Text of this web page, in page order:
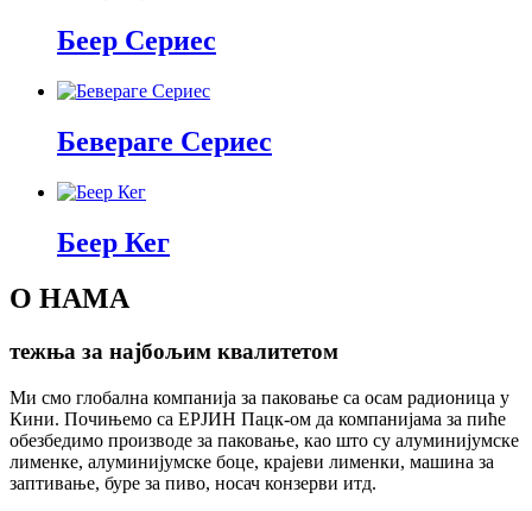
Беер Сериес
Бевераге Сериес
Беер Кег
О НАМА
тежња за најбољим квалитетом
Ми смо глобална компанија за паковање са осам радионица у
Кини. Почињемо са ЕРЈИН Пацк-ом да компанијама за пиће
обезбедимо производе за паковање, као што су алуминијумске
лименке, алуминијумске боце, крајеви лименки, машина за
заптивање, буре за пиво, носач конзерви итд.